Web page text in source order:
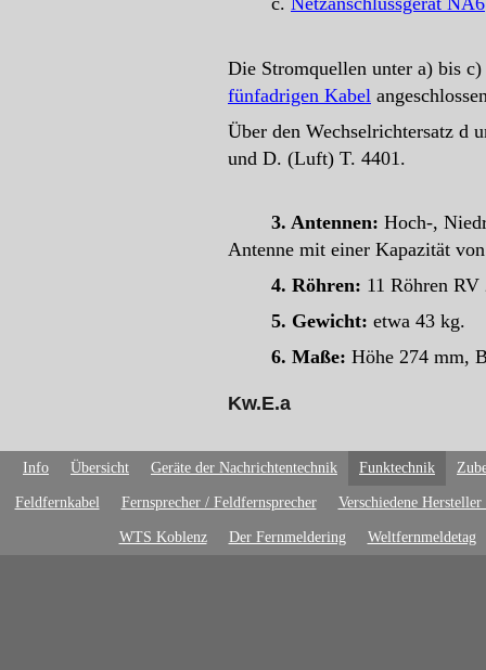
Die Stromquellen unter a) bis
fünfadrigen Kabel
Über den Wechselrichtersatz d
und D. (Luft) T. 4401.
3. Antennen: Hoch-,
Antenne mit einer Kapazität
4. Röhren: 11 Röhren
5. Gewicht: etwa 43 kg.
6. Maße: Höhe 274 mm,
Kw.E.a
Info Übersicht Geräte der Nachrichtentechnik Funktechnik
Feldfernkabel Fernsprecher / Feldfernsprecher Verschiedene
WTS Koblenz Der Fernmeldering Weltfernmeldetag